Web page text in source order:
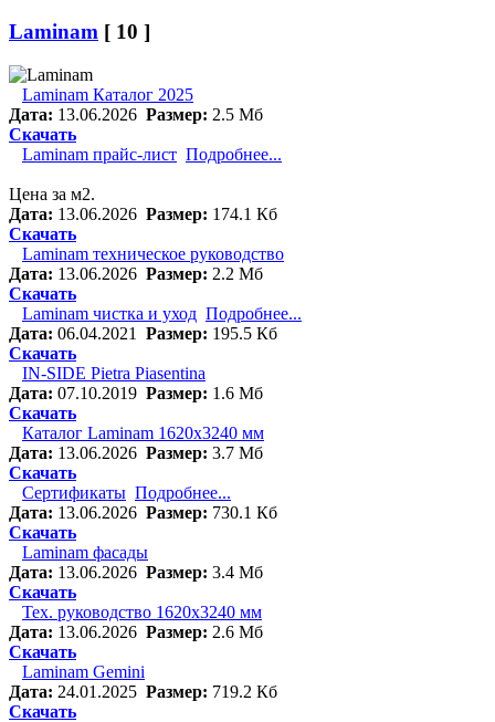
Laminam [ 10 ]
Laminam Каталог 2025
Дата: 13.06.2026 Размер: 2.5 Мб
Скачать
Laminam прайс-лист Подробнее...
Цена за м2.
Дата: 13.06.2026 Размер: 174.1 Кб
Скачать
Laminam техническое руководство
Дата: 13.06.2026 Размер: 2.2 Мб
Скачать
Laminam чистка и уход Подробнее...
Дата: 06.04.2021 Размер: 195.5 Кб
Скачать
IN-SIDE Pietra Piasentina
Дата: 07.10.2019 Размер: 1.6 Мб
Скачать
Каталог Laminam 1620х3240 мм
Дата: 13.06.2026 Размер: 3.7 Мб
Скачать
Сертификаты Подробнее...
Дата: 13.06.2026 Размер: 730.1 Кб
Скачать
Laminam фасады
Дата: 13.06.2026 Размер: 3.4 Мб
Скачать
Тех. руководство 1620х3240 мм
Дата: 13.06.2026 Размер: 2.6 Мб
Скачать
Laminam Gemini
Дата: 24.01.2025 Размер: 719.2 Кб
Скачать